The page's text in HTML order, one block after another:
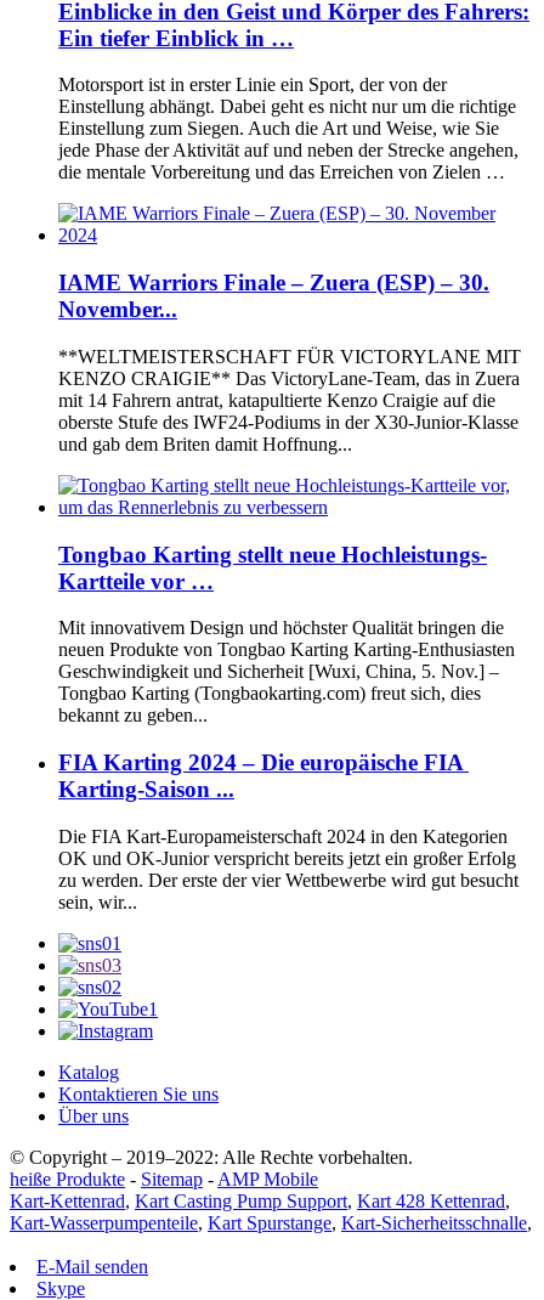
Einblicke in den Geist und Körper des Fahrers:
Ein tiefer Einblick in …
Motorsport ist in erster Linie ein Sport, der von der
Einstellung abhängt. Dabei geht es nicht nur um die richtige
Einstellung zum Siegen. Auch die Art und Weise, wie Sie
jede Phase der Aktivität auf und neben der Strecke angehen,
die mentale Vorbereitung und das Erreichen von Zielen …
IAME Warriors Finale – Zuera (ESP) – 30.
November...
**WELTMEISTERSCHAFT FÜR VICTORYLANE MIT
KENZO CRAIGIE** Das VictoryLane-Team, das in Zuera
mit 14 Fahrern antrat, katapultierte Kenzo Craigie auf die
oberste Stufe des IWF24-Podiums in der X30-Junior-Klasse
und gab dem Briten damit Hoffnung...
Tongbao Karting stellt neue Hochleistungs-
Kartteile vor …
Mit innovativem Design und höchster Qualität bringen die
neuen Produkte von Tongbao Karting Karting-Enthusiasten
Geschwindigkeit und Sicherheit [Wuxi, China, 5. Nov.] –
Tongbao Karting (Tongbaokarting.com) freut sich, dies
bekannt zu geben...
FIA Karting 2024 – Die europäische FIA ​​
Karting-Saison ...
Die FIA ​​Kart-Europameisterschaft 2024 in den Kategorien
OK und OK-Junior verspricht bereits jetzt ein großer Erfolg
zu werden. Der erste der vier Wettbewerbe wird gut besucht
sein, wir...
Katalog
Kontaktieren Sie uns
Über uns
© Copyright – 2019–2022: Alle Rechte vorbehalten.
heiße Produkte - Sitemap - AMP Mobile
Kart-Kettenrad, Kart Casting Pump Support, Kart 428 Kettenrad,
Kart-Wasserpumpenteile, Kart Spurstange, Kart-Sicherheitsschnalle,
E-Mail senden
Skype